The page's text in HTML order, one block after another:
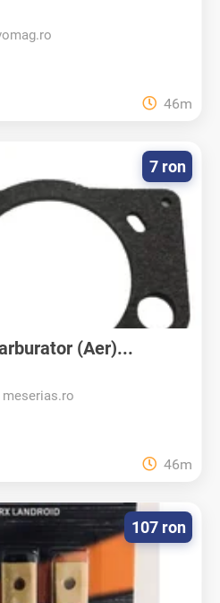
46m
(Aer)...
7 ron
46m
107 ron